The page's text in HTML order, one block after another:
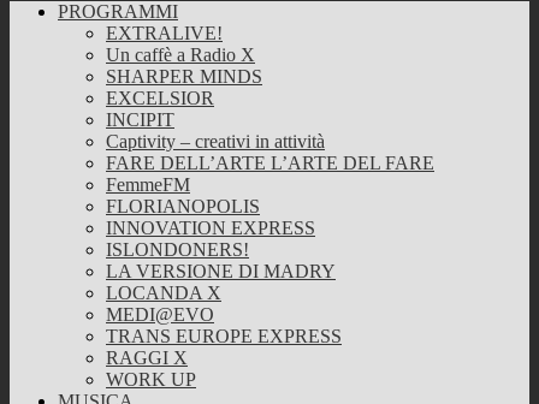
PROGRAMMI
EXTRALIVE!
Un caffè a Radio X
SHARPER MINDS
EXCELSIOR
INCIPIT
Captivity – creativi in attività
FARE DELL’ARTE L’ARTE DEL FARE
FemmeFM
FLORIANOPOLIS
INNOVATION EXPRESS
ISLONDONERS!
LA VERSIONE DI MADRY
LOCANDA X
MEDI@EVO
TRANS EUROPE EXPRESS
RAGGI X
WORK UP